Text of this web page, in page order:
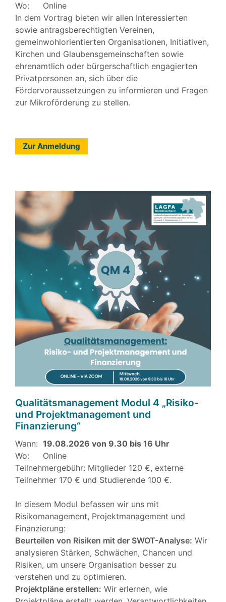
Wo:
Online
In dem Vortrag bieten wir allen Interessierten
sowie antragsberechtigten Vereinen,
gemeinwohlorientierten Organisationen, Initiativen,
Kirchen und Glaubensgemeinschaften sowie
ehrenamtlich oder bürgerschaftlich engagierten
Privatpersonen an, sich über die
Fördervoraussetzungen zu informieren und Fragen
zur Mikroförderung zu stellen.
Zur Anmeldung
Qualitätsmanagement Modul 4 „Risiko-
und Projektmanagement und
Finanzierung“
Wann: 19.08.2026 von 9.30 bis 16 Uhr
Wo:
Online
Teilnehmergebühr: Mitglieder 120 €, externe
Teilnehmer 170 € und Studierende 100 €.
In diesem Modul befassen wir uns mit
Risikomanagement, Projektmanagement und
Finanzierung:
Beurteilen von Risiken mit der SWOT-Analyse: Wir
analysieren Stärken, Schwächen, Chancen und
Risiken, um unsere Organisation besser zu
verstehen und zu optimieren.
Projektpläne erstellen: Wir erlernen, wie